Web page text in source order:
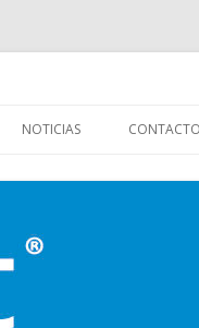
NOTICIAS CONTACTO